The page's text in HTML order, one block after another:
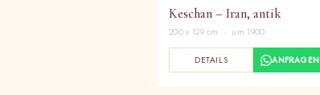
Keschan – Iran, antik
200 x 129 cm · um 1900
DETAILS ANFRAGEN